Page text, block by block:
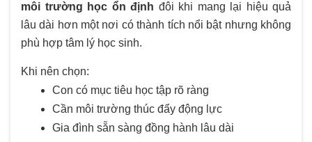
môi trường học ổn định đôi khi mang lại hiệu quả
lâu dài hơn một nơi có thành tích nổi bật nhưng không
phù hợp tâm lý học sinh.
Khi nên chọn:
Con có mục tiêu học tập rõ ràng
Cần môi trường thúc đẩy động lực
Gia đình sẵn sàng đồng hành lâu dài